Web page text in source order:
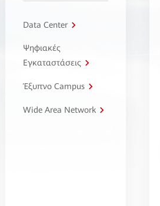
Data Center
Ψηφιακές
Εγκαταστάσεις
Έξυπνο Campus
Wide Area Network